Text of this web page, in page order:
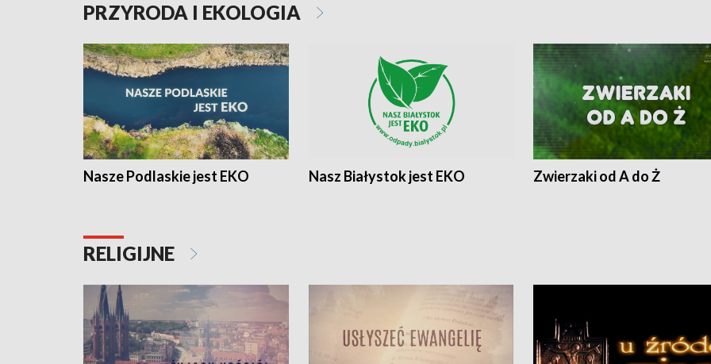
PRZYRODA I EKOLOGIA
Nasze Podlaskie jest EKO Nasz Białystok jest EKO Zwierzaki od A do Ż
RELIGIJNE